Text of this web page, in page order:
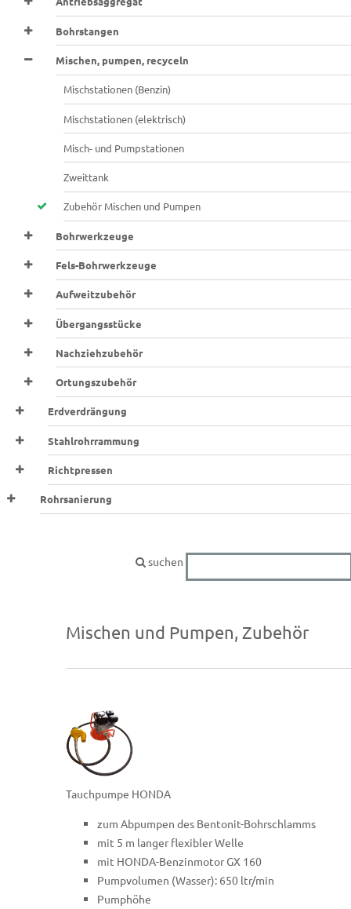
Bohrstangen
Mischen, pumpen, recyceln
Mischstationen (Benzin)
Mischstationen (elektrisch)
Misch- und Pumpstationen
Zweittank
Zubehör Mischen und Pumpen
Bohrwerkzeuge
Fels-Bohrwerkzeuge
Aufweitzubehör
Übergangsstücke
Nachziehzubehör
Ortungszubehör
Erdverdrängung
Stahlrohrrammung
Richtpressen
Rohrsanierung
suchen
Mischen und Pumpen, Zubehör
Tauchpumpe HONDA
zum Abpumpen des Bentonit-Bohrschlamms
mit 5 m langer flexibler Welle
mit HONDA-Benzinmotor GX 160
Pumpvolumen (Wasser): 650 ltr/min
Pumphöhe